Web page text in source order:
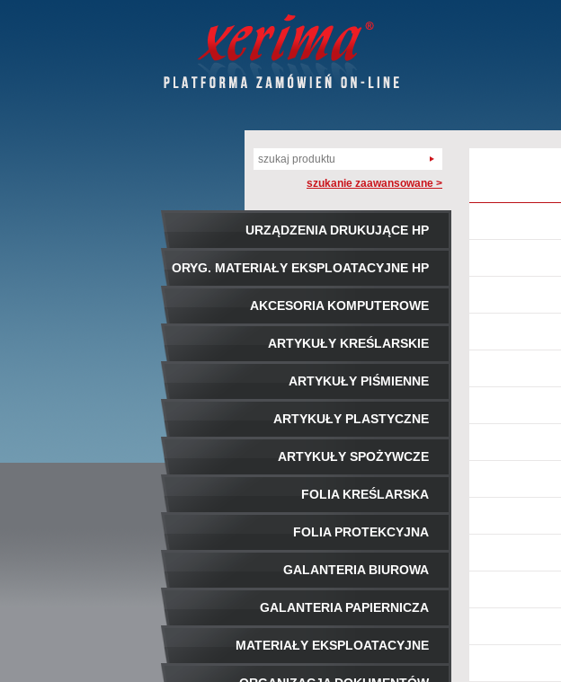
szukanie zaawansowane >
URZĄDZENIA DRUKUJĄCE HP
ORYG. MATERIAŁY EKSPLOATACYJNE HP
AKCESORIA KOMPUTEROWE
ARTYKUŁY KREŚLARSKIE
ARTYKUŁY PIŚMIENNE
ARTYKUŁY PLASTYCZNE
ARTYKUŁY SPOŻYWCZE
FOLIA KREŚLARSKA
FOLIA PROTEKCYJNA
GALANTERIA BIUROWA
GALANTERIA PAPIERNICZA
MATERIAŁY EKSPLOATACYJNE